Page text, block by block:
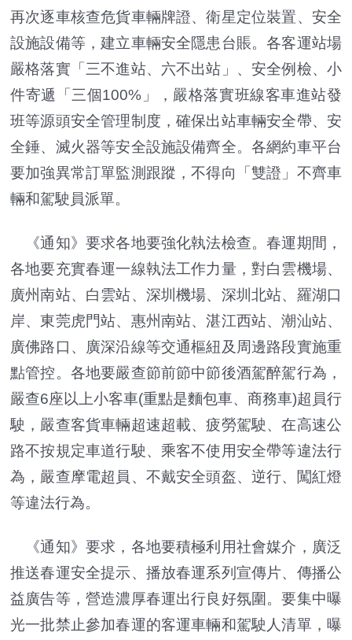
再次逐車核查危貨車輛牌證、衛星定位裝置、安全
設施設備等，建立車輛安全隱患台賬。各客運站場
嚴格落實「三不進站、六不出站」、安全例檢、小
件寄遞「三個100%」，嚴格落實班線客車進站發
班等源頭安全管理制度，確保出站車輛安全帶、安
全錘、滅火器等安全設施設備齊全。各網約車平台
要加強異常訂單監測跟蹤，不得向「雙證」不齊車
輛和駕駛員派單。
《通知》要求各地要強化執法檢查。春運期間，
各地要充實春運一線執法工作力量，對白雲機場、
廣州南站、白雲站、深圳機場、深圳北站、羅湖口
岸、東莞虎門站、惠州南站、湛江西站、潮汕站、
廣佛路口、廣深沿線等交通樞紐及周邊路段實施重
點管控。各地要嚴查節前節中節後酒駕醉駕行為，
嚴查6座以上小客車(重點是麵包車、商務車)超員行
駛，嚴查客貨車輛超速超載、疲勞駕駛、在高速公
路不按規定車道行駛、乘客不使用安全帶等違法行
為，嚴查摩電超員、不戴安全頭盔、逆行、闖紅燈
等違法行為。
《通知》要求，各地要積極利用社會媒介，廣泛
推送春運安全提示、播放春運系列宣傳片、傳播公
益廣告等，營造濃厚春運出行良好氛圍。要集中曝
光一批禁止參加春運的客運車輛和駕駛人清單，曝